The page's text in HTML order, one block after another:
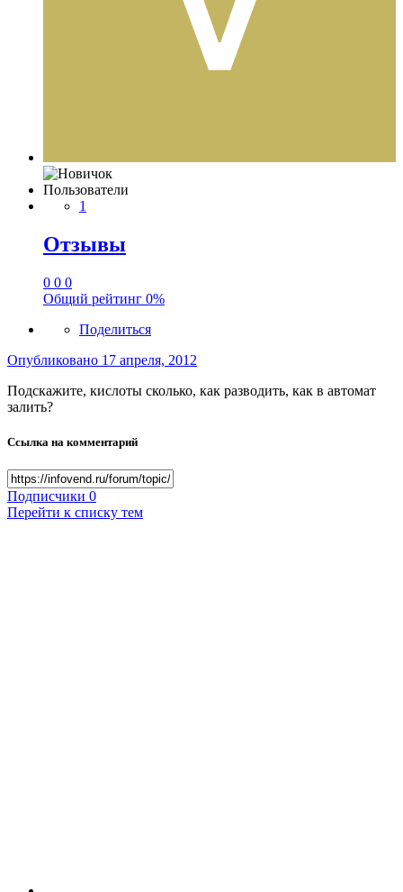
Пользователи
1
Отзывы
0 0 0
Общий рейтинг 0%
Поделиться
Опубликовано 17 апреля, 2012
Подскажите, кислоты сколько, как разводить, как в автомат
залить?
Ссылка на комментарий
Подписчики 0
Перейти к списку тем